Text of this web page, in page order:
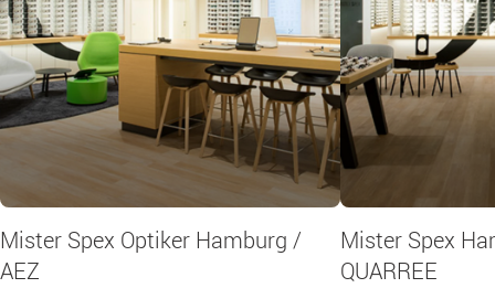
Mister Spex Optiker Hamburg /
AEZ
Mister Spex
QUARREE